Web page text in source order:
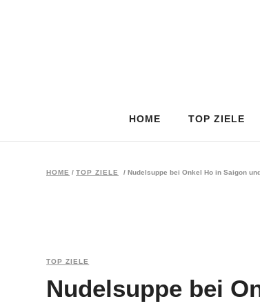
HOME TOP ZIELE
HOME / TOP ZIELE / Nudelsuppe bei Onkel Ho in Saigon
TOP ZIELE
Nudelsuppe bei